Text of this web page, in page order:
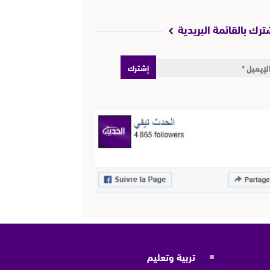
بالقائمة البريدية
تربية وتعليم